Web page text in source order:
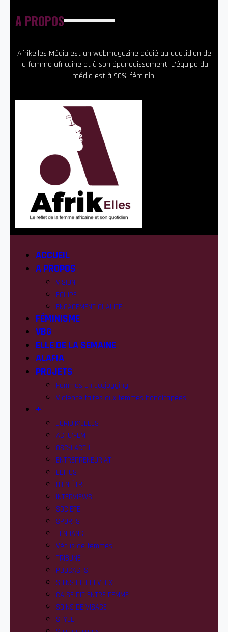
A PROPOS
Afrikelles Média est un webmagazine dédié au quotidien de
la femme africaine et à son épanouissement. L’équipe du
média est à 90% féminin.
ACCUEIL
A PROPOS
VISION
EQUIPE
ENGAGEMENT QUALITE
FÉMINISME
VBG
ELLE DE LA SEMAINE
ALAFIA
PROJETS
Femmes En Ecojogging
Violence faites aux femmes handicapées
+
JURIDIK’ELLES
ACTU’FEM
OSC-I ACTU
ENTREPRENEURIAT
EDITOS
BIEN ÊTRE
INTERVIEWS
SOCIETE
SPORTS
TENDANCE
Vécus de femmes
TRIBUNE
PODCASTS
SOINS DE CHEVEUX
CA SE DIT ENTRE FEMME
SOINS DE VISAGE
STYLE